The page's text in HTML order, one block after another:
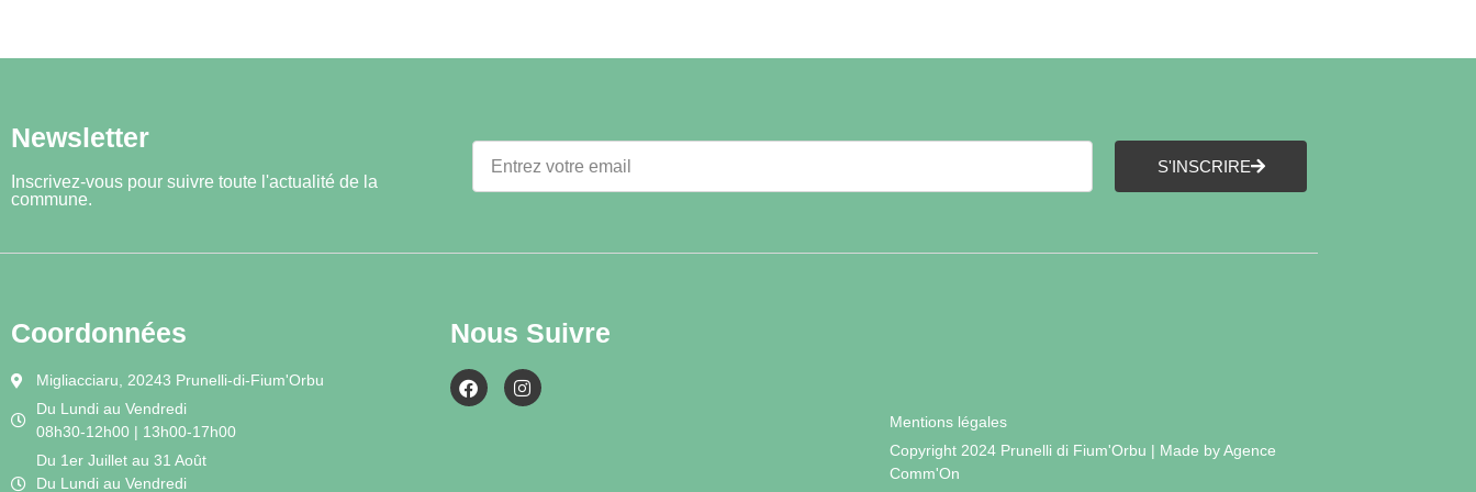
Newsletter
Inscrivez-vous pour suivre toute l'actualité de la
commune.
S'INSCRIRE
Coordonnées
Migliacciaru, 20243 Prunelli-di-Fium'Orbu
Du Lundi au Vendredi
08h30-12h00 | 13h00-17h00
Du 1er Juillet au 31 Août
Du Lundi au Vendredi
Nous Suivre
Mentions légales
Copyright 2024 Prunelli di Fium'Orbu | Made by Agence
Comm'On